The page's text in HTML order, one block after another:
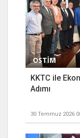
OSTİM
KKTC ile
Adımı
30 Temmuz 2026